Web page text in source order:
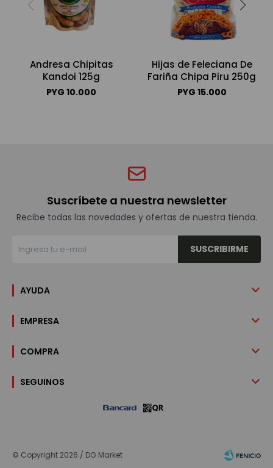
Andresa Chipitas
Kandoi 125g
PYG 10.000
Hijas de Feleciana De
Fariña Chipa Piru 250g
PYG 15.000
Suscríbete a nuestra newsletter
Recibe todas las novedades y ofertas de nuestra tienda.
SUSCRIBIRME
AYUDA
EMPRESA
COMPRA
SEGUINOS
© Copyright 2026 / DG Market